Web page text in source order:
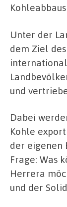
Unter der
dem Ziel
und
Dabei
Kohle
der eigenen
Frage: Was
Herrera
und der